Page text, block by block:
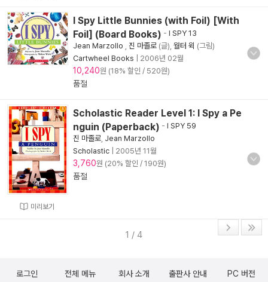
I Spy Little Bunnies (with Foil) [With
Foil] (Board Books) - I SPY 13
Jean Marzollo
진 마졸로 (글), 월터 윅 (그림)
Cartwheel Books
2006년 02월
10,240원 (18% 할인 / 520원)
품절
미리보기
Scholastic Reader Level 1: I Spy a Pe
nguin (Paperback) - I SPY 59
진 마졸로 Jean Marzollo
Scholastic
2005년 11월
3,760원 (20% 할인 / 190원)
품절
1 / 4
로그인 전체 메뉴 회사 소개 출판사 안내 PC 버전